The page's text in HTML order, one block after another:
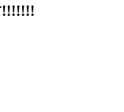
!!!!!!!